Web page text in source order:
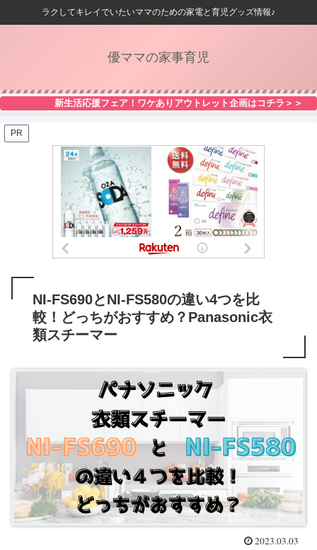
ラクしてキレイでいたいママのための家電と育児グッズ情報♪
優ママの家事育児
新生活応援フェア！ワケありアウトレット企画はコチラ＞＞
PR
NI-FS690とNI-FS580の違い4つを比
較！どっちがおすすめ？Panasonic衣
類スチーマー
2023.03.03